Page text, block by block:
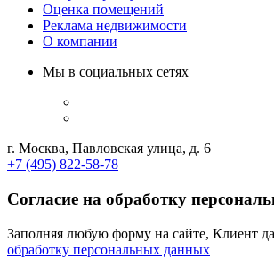
Оценка помещений
Реклама недвижимости
О компании
Мы в социальных сетях
г. Москва, Павловская улица, д. 6
+7 (495) 822-58-78
Согласие на обработку
Заполняя любую форму на сайте, Клиент
обработку персональных данных